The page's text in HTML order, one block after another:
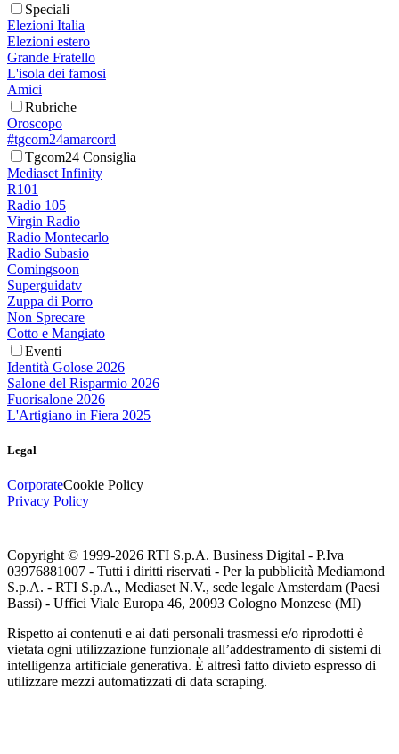
Speciali
Elezioni Italia
Elezioni estero
Grande Fratello
L'isola dei famosi
Amici
Rubriche
Oroscopo
#tgcom24amarcord
Tgcom24 Consiglia
Mediaset Infinity
R101
Radio 105
Virgin Radio
Radio Montecarlo
Radio Subasio
Comingsoon
Superguidatv
Zuppa di Porro
Non Sprecare
Cotto e Mangiato
Eventi
Identità Golose 2026
Salone del Risparmio 2026
Fuorisalone 2026
L'Artigiano in Fiera 2025
Legal
CorporateCookie Policy
Privacy Policy
Copyright © 1999-2026 RTI S.p.A. Business Digital - P.Iva
03976881007 - Tutti i diritti riservati - Per la pubblicità Mediamond
S.p.A. - RTI S.p.A., Mediaset N.V., sede legale Amsterdam (Paesi
Bassi) - Uffici Viale Europa 46, 20093 Cologno Monzese (MI)
Rispetto ai contenuti e ai dati personali trasmessi e/o riprodotti è
vietata ogni utilizzazione funzionale all’addestramento di sistemi di
intelligenza artificiale generativa. È altresì fatto divieto espresso di
utilizzare mezzi automatizzati di data scraping.